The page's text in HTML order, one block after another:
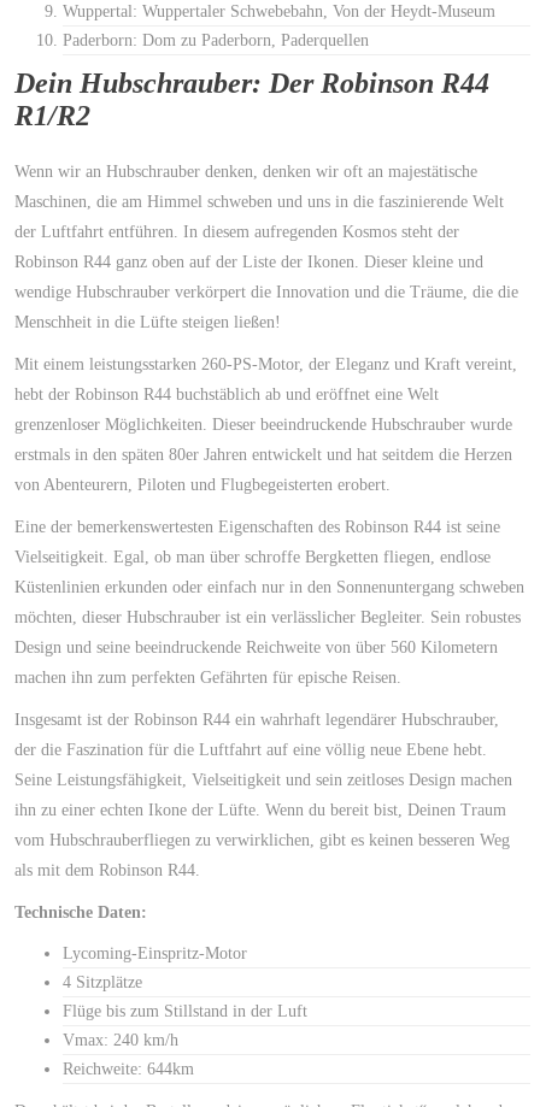
Wuppertal: Wuppertaler Schwebebahn, Von der Heydt-Museum
Paderborn: Dom zu Paderborn, Paderquellen
Dein Hubschrauber: Der Robinson R44
R1/R2
Wenn wir an Hubschrauber denken, denken wir oft an majestätische
Maschinen, die am Himmel schweben und uns in die faszinierende Welt
der Luftfahrt entführen. In diesem aufregenden Kosmos steht der
Robinson R44 ganz oben auf der Liste der Ikonen. Dieser kleine und
wendige Hubschrauber verkörpert die Innovation und die Träume, die die
Menschheit in die Lüfte steigen ließen!
Mit einem leistungsstarken 260-PS-Motor, der Eleganz und Kraft vereint,
hebt der Robinson R44 buchstäblich ab und eröffnet eine Welt
grenzenloser Möglichkeiten. Dieser beeindruckende Hubschrauber wurde
erstmals in den späten 80er Jahren entwickelt und hat seitdem die Herzen
von Abenteurern, Piloten und Flugbegeisterten erobert.
Eine der bemerkenswertesten Eigenschaften des Robinson R44 ist seine
Vielseitigkeit. Egal, ob man über schroffe Bergketten fliegen, endlose
Küstenlinien erkunden oder einfach nur in den Sonnenuntergang schweben
möchten, dieser Hubschrauber ist ein verlässlicher Begleiter. Sein robustes
Design und seine beeindruckende Reichweite von über 560 Kilometern
machen ihn zum perfekten Gefährten für epische Reisen.
Insgesamt ist der Robinson R44 ein wahrhaft legendärer Hubschrauber,
der die Faszination für die Luftfahrt auf eine völlig neue Ebene hebt.
Seine Leistungsfähigkeit, Vielseitigkeit und sein zeitloses Design machen
ihn zu einer echten Ikone der Lüfte. Wenn du bereit bist, Deinen Traum
vom Hubschrauberfliegen zu verwirklichen, gibt es keinen besseren Weg
als mit dem Robinson R44.
Technische Daten:
Lycoming-Einspritz-Motor
4 Sitzplätze
Flüge bis zum Stillstand in der Luft
Vmax: 240 km/h
Reichweite: 644km